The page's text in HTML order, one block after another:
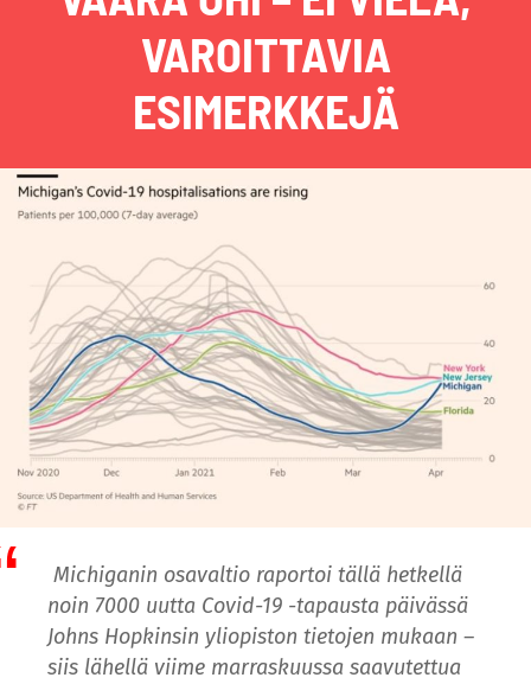
VAROITTAVIA
ESIMERKKEJÄ
Michiganin osavaltio raportoi tällä hetkellä
noin 7000 uutta Covid-19 -tapausta päivässä
Johns Hopkinsin yliopiston tietojen mukaan –
siis lähellä viime marraskuussa saavutettua